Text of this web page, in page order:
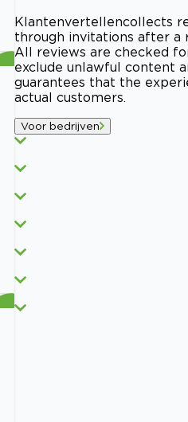
Klantenvertellencollects
through invitations after a
All reviews are checked
exclude unlawful content
guarantees that the
actual customers.
Voor bedrijven